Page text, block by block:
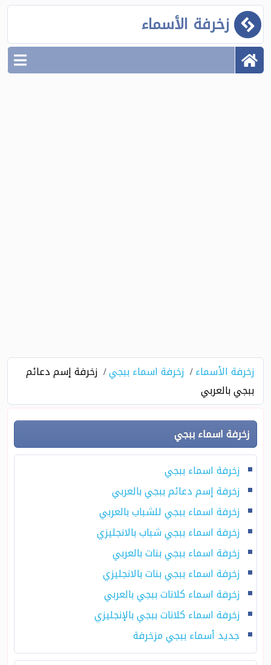
زخرفة الأسماء
زخرفة الأسماء زخرفة اسماء ببجي
زخرفة إسم دعائم
ببجي بالعربي
زخرفة اسماء ببجي
زخرفة اسماء ببجي
زخرفة إسم دعائم ببجي بالعربي
زخرفة اسماء ببجي للشباب بالعربي
زخرفة اسماء ببجي شباب بالانجليزي
زخرفة اسماء ببجي بنات بالعربي
زخرفة اسماء ببجي بنات بالانجليزي
زخرفة اسماء كلانات ببجي بالعربي
زخرفة اسماء كلانات ببجي بالإنجليزي
جديد أسماء ببجي مزخرفة